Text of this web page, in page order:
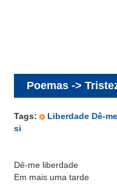
Poemas ->
Tags:
Liberdade Dê-
si
Dê-me liberdade
Em mais uma tarde